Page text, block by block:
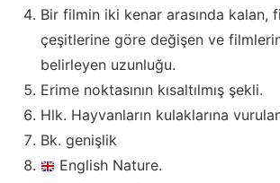
Bir filmin iki kenar arasında kalan,
çeşitlerine göre değişen ve filmlerin
belirleyen uzunluğu.
Erime noktasının kısaltılmış şekli.
Hlk. Hayvanların kulaklarına
Bk. genişlik
English Nature.